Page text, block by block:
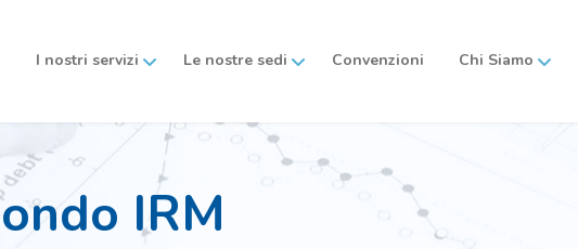
I nostri servizi Le nostre sedi Convenzioni Chi Siamo
IRM